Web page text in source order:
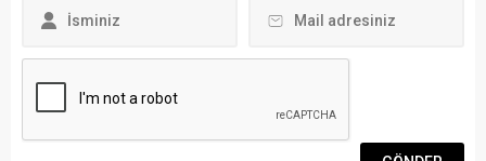
bölgelerinde faaliyet